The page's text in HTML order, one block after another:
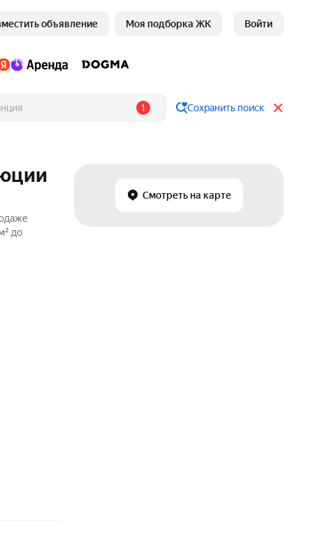
объявление Моя подборка ЖК Войти
1 Сохранить поиск
Смотреть на карте
до